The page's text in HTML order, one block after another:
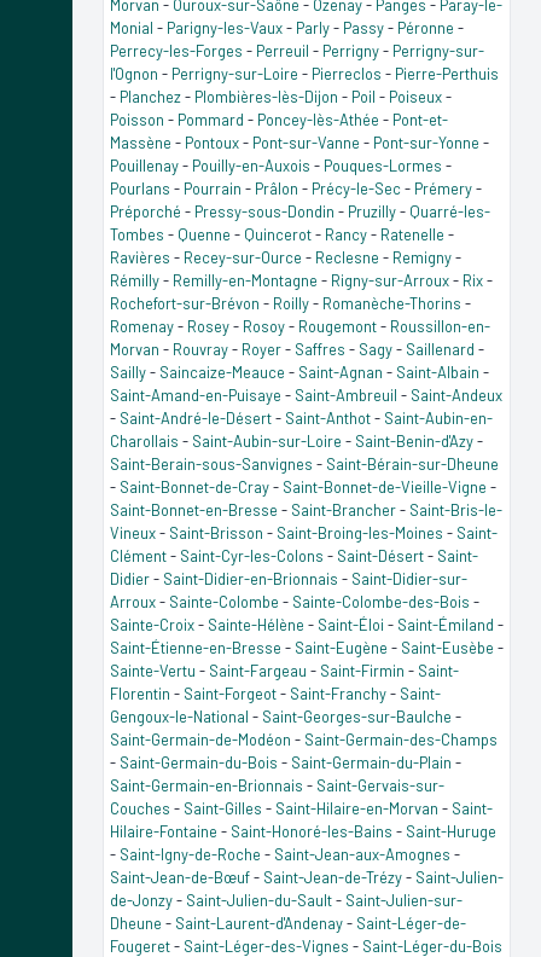
Morvan - Ouroux-sur-Saône - Ozenay- Panges - Paray-le-
Monial - Parigny-les-Vaux- Parly- Passy- Péronne -
Perrecy-les-Forges - Perreuil - Perrigny- Perrigny-sur-
l'Ognon - Perrigny-sur-Loire - Pierreclos - Pierre-Perthuis
- Planchez- Plombières-lès-Dijon - Poil - Poiseux-
Poisson - Pommard - Poncey-lès-Athée - Pont-et-
Massène - Pontoux- Pont-sur-Vanne - Pont-sur-Yonne -
Pouillenay- Pouilly-en-Auxois - Pouques-Lormes -
Pourlans - Pourrain - Prâlon - Précy-le-Sec - Prémery-
Préporché - Pressy-sous-Dondin - Pruzilly- Quarré-les-
Tombes - Quenne - Quincerot- Rancy- Ratenelle -
Ravières - Recey-sur-Ource - Reclesne - Remigny-
Rémilly- Remilly-en-Montagne - Rigny-sur-Arroux- Rix-
Rochefort-sur-Brévon - Roilly- Romanèche-Thorins -
Romenay- Rosey- Rosoy- Rougemont- Roussillon-en-
Morvan - Rouvray- Royer- Saffres - Sagy- Saillenard -
Sailly- Saincaize-Meauce - Saint-Agnan - Saint-Albain -
Saint-Amand-en-Puisaye - Saint-Ambreuil - Saint-Andeux
- Saint-André-le-Désert- Saint-Anthot- Saint-Aubin-en-
Charollais - Saint-Aubin-sur-Loire - Saint-Benin-d'Azy-
Saint-Berain-sous-Sanvignes - Saint-Bérain-sur-Dheune
- Saint-Bonnet-de-Cray- Saint-Bonnet-de-Vieille-Vigne -
Saint-Bonnet-en-Bresse - Saint-Brancher- Saint-Bris-le-
Vineux- Saint-Brisson - Saint-Broing-les-Moines - Saint-
Clément- Saint-Cyr-les-Colons - Saint-Désert- Saint-
Didier- Saint-Didier-en-Brionnais - Saint-Didier-sur-
Arroux- Sainte-Colombe - Sainte-Colombe-des-Bois -
Sainte-Croix- Sainte-Hélène - Saint-Éloi - Saint-Émiland -
Saint-Étienne-en-Bresse - Saint-Eugène - Saint-Eusèbe -
Sainte-Vertu - Saint-Fargeau - Saint-Firmin - Saint-
Florentin - Saint-Forgeot- Saint-Franchy- Saint-
Gengoux-le-National - Saint-Georges-sur-Baulche -
Saint-Germain-de-Modéon - Saint-Germain-des-Champs
- Saint-Germain-du-Bois - Saint-Germain-du-Plain -
Saint-Germain-en-Brionnais - Saint-Gervais-sur-
Couches - Saint-Gilles - Saint-Hilaire-en-Morvan - Saint-
Hilaire-Fontaine - Saint-Honoré-les-Bains - Saint-Huruge
- Saint-Igny-de-Roche - Saint-Jean-aux-Amognes -
Saint-Jean-de-Bœuf- Saint-Jean-de-Trézy- Saint-Julien-
de-Jonzy- Saint-Julien-du-Sault- Saint-Julien-sur-
Dheune - Saint-Laurent-d'Andenay- Saint-Léger-de-
Fougeret- Saint-Léger-des-Vignes - Saint-Léger-du-Bois